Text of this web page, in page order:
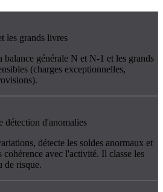
les grands livres
balance générale N et N-1 et les grands
(charges exceptionnelles,
d'anomalies
détecte les soldes anormaux et
cohérence avec l'activité. Il classe les
de risque.